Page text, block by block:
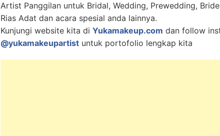
Artist Panggilan untuk Bridal, Wedding, Prewedding,
Rias Adat dan acara spesial anda lainnya.
Kunjungi website kita di Yukamakeup.com dan follow
@yukamakeupartist untuk portofolio lengkap kita